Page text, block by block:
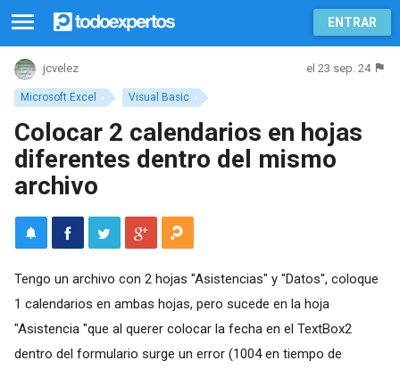
ENTRAR
Microsoft Excel Visual Basic
jcvelez el 23 sep. 24
Colocar 2 calendarios en hojas
diferentes dentro del mismo
archivo
Tengo un archivo con 2 hojas "Asistencias" y "Datos", coloque
1 calendarios en ambas hojas, pero sucede en la hoja
"Asistencia "que al querer colocar la fecha en el TextBox2
dentro del formulario surge un error (1004 en tiempo de